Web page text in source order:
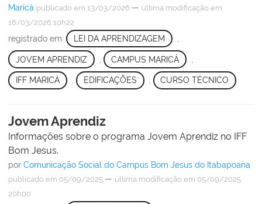
Maricá publicado em 13/03/2026 — última modificação em
16/03/2026 10h22
registrado em: LEI DA APRENDIZAGEM
JOVEM APRENDIZ CAMPUS MARICÁ
IFF MARICÁ , EDIFICAÇÕES , CURSO TÉCNICO
Jovem Aprendiz
Informações sobre o programa Jovem Aprendiz no IFF
Bom Jesus.
por Comunicação Social do Campus Bom Jesus do Itabapoana
publicado em 05/09/2025 — última modificação em 05/09/2025
20h00